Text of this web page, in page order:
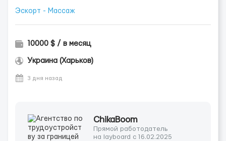
Эскорт - Массаж
10000 $ / в месяц
Украина (Харьков)
3 дня назад
ChikaBoom
Прямой работодатель
на layboard с 16.02.2025